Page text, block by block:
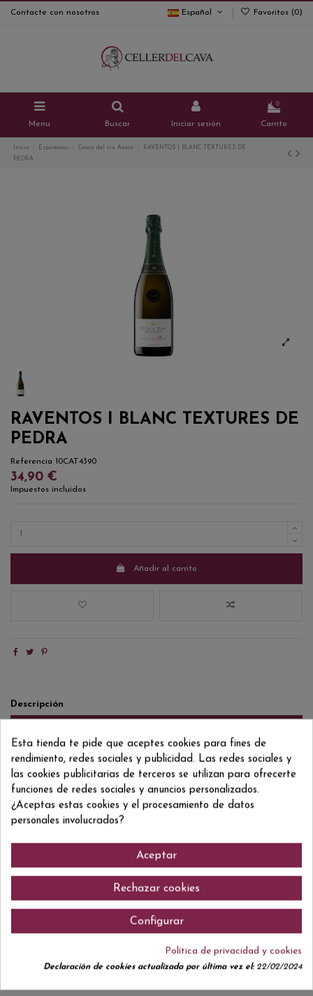
Contacte con nosotros Español Favoritos (0)
Menu Buscar Iniciar sesión
0
Carrito
Inicio Espumosos Conca del riu Anoia
RAVENTOS I BLANC TEXTURES DE
PEDRA
RAVENTOS I BLANC TEXTURES DE
PEDRA
Referencia 10CAT4390
34,90 €
Impuestos incluidos
Añadir al carrito
Descripción
Reviews(0)
Este delicioso y exclusivo Blanc de Noir , usa tres negras vinificadas en
blanco para conseguir la expresividad fructosa que solo se da en las
zonas más altas del Penedés. Bastard Negra 25%, Xarel lo Vermell 50% y
Sumoll 25%. 48 meses en botella
Comentarios (0)
No hay reseñas de clientes en este momento.
Esta tienda te pide que aceptes cookies para fines de
rendimiento, redes sociales y publicidad. Las redes sociales y
las cookies publicitarias de terceros se utilizan para ofrecerte
funciones de redes sociales y anuncios personalizados.
¿Aceptas estas cookies y el procesamiento de datos
personales involucrados?
Aceptar
Rechazar cookies
Configurar
Política de privacidad y cookies
Declaración de cookies actualizada por última vez el:22/02/2024